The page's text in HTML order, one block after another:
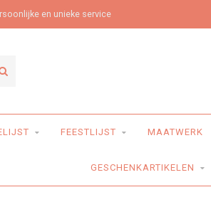
en unieke service
FEESTLIJST MAATWERK
GESCHENKARTIKELEN